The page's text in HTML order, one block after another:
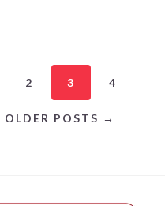
2 3 4
OLDER POSTS →